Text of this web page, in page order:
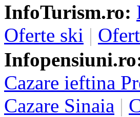
InfoTurism.ro:
Oferte ski |
Cazare ieftina
Cazare Sinaia |